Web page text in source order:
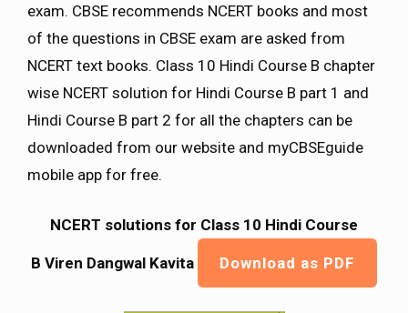
exam. CBSE recommends NCERT books and most
of the questions in CBSE exam are asked from
NCERT text books. Class 10 Hindi Course B chapter
wise NCERT solution for Hindi Course B part 1 and
Hindi Course B part 2 for all the chapters can be
downloaded from our website and myCBSEguide
mobile app for free.
NCERT solutions for Class 10 Hindi Course
B Viren Dangwal Kavita Download as PDF